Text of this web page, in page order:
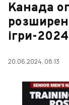
Канада
ігри-2024
20.06.2024, 08:13